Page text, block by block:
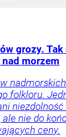
grozy.
morzem
folkloru.
ale nie do
ceny.